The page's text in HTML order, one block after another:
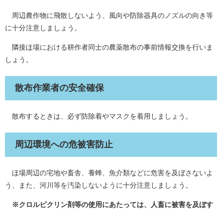
周辺農作物に飛散しないよう、風向や防除器具のノズルの向き等
に十分注意しましょう。
隣接ほ場における耕作者同士の農薬散布の事前情報交換を行いま
しょう。
散布作業者の安全確保
散布するときは、必ず防除着やマスクを着用しましょう。
周辺環境への危被害防止
ほ場周辺の宅地や畜舎、養蜂、魚介類などに危害を及ぼさないよ
う、また、河川等を汚染しないように十分注意しましょう。
※クロルピクリン剤等の使用にあたっては、人畜に被害を及ぼす